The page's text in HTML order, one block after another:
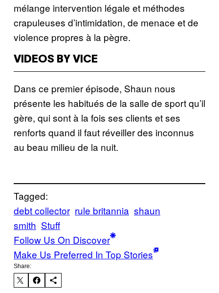
mélange intervention légale et méthodes
crapuleuses d’intimidation, de menace et de
violence propres à la pègre.
VIDEOS BY VICE
Dans ce premier épisode, Shaun nous
présente les habitués de la salle de sport qu’il
gère, qui sont à la fois ses clients et ses
renforts quand il faut réveiller des inconnus
au beau milieu de la nuit.
Tagged:
debt collector rule britannia shaun
smith Stuff
Follow Us On Discover
Make Us Preferred In Top Stories
Share: